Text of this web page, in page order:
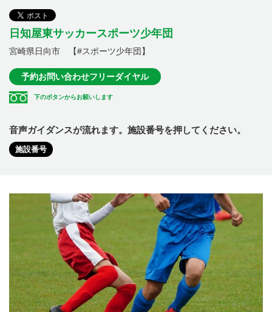
日知屋東サッカースポーツ少年団
宮崎県日向市 【#スポーツ少年団】
予約お問い合わせフリーダイヤル
下のボタンからお願いします
音声ガイダンスが流れます。施設番号を押してください。
施設番号